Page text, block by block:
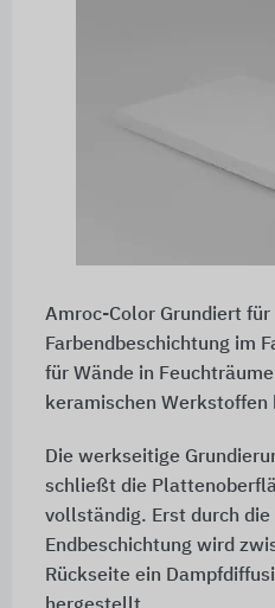
Amroc-Color Grundiert
Farbendbeschichtung im
für Wände in
keramischen
Die werkseitige
schließt die
vollständig. Erst durch die
Endbeschichtung wird
Rückseite ein